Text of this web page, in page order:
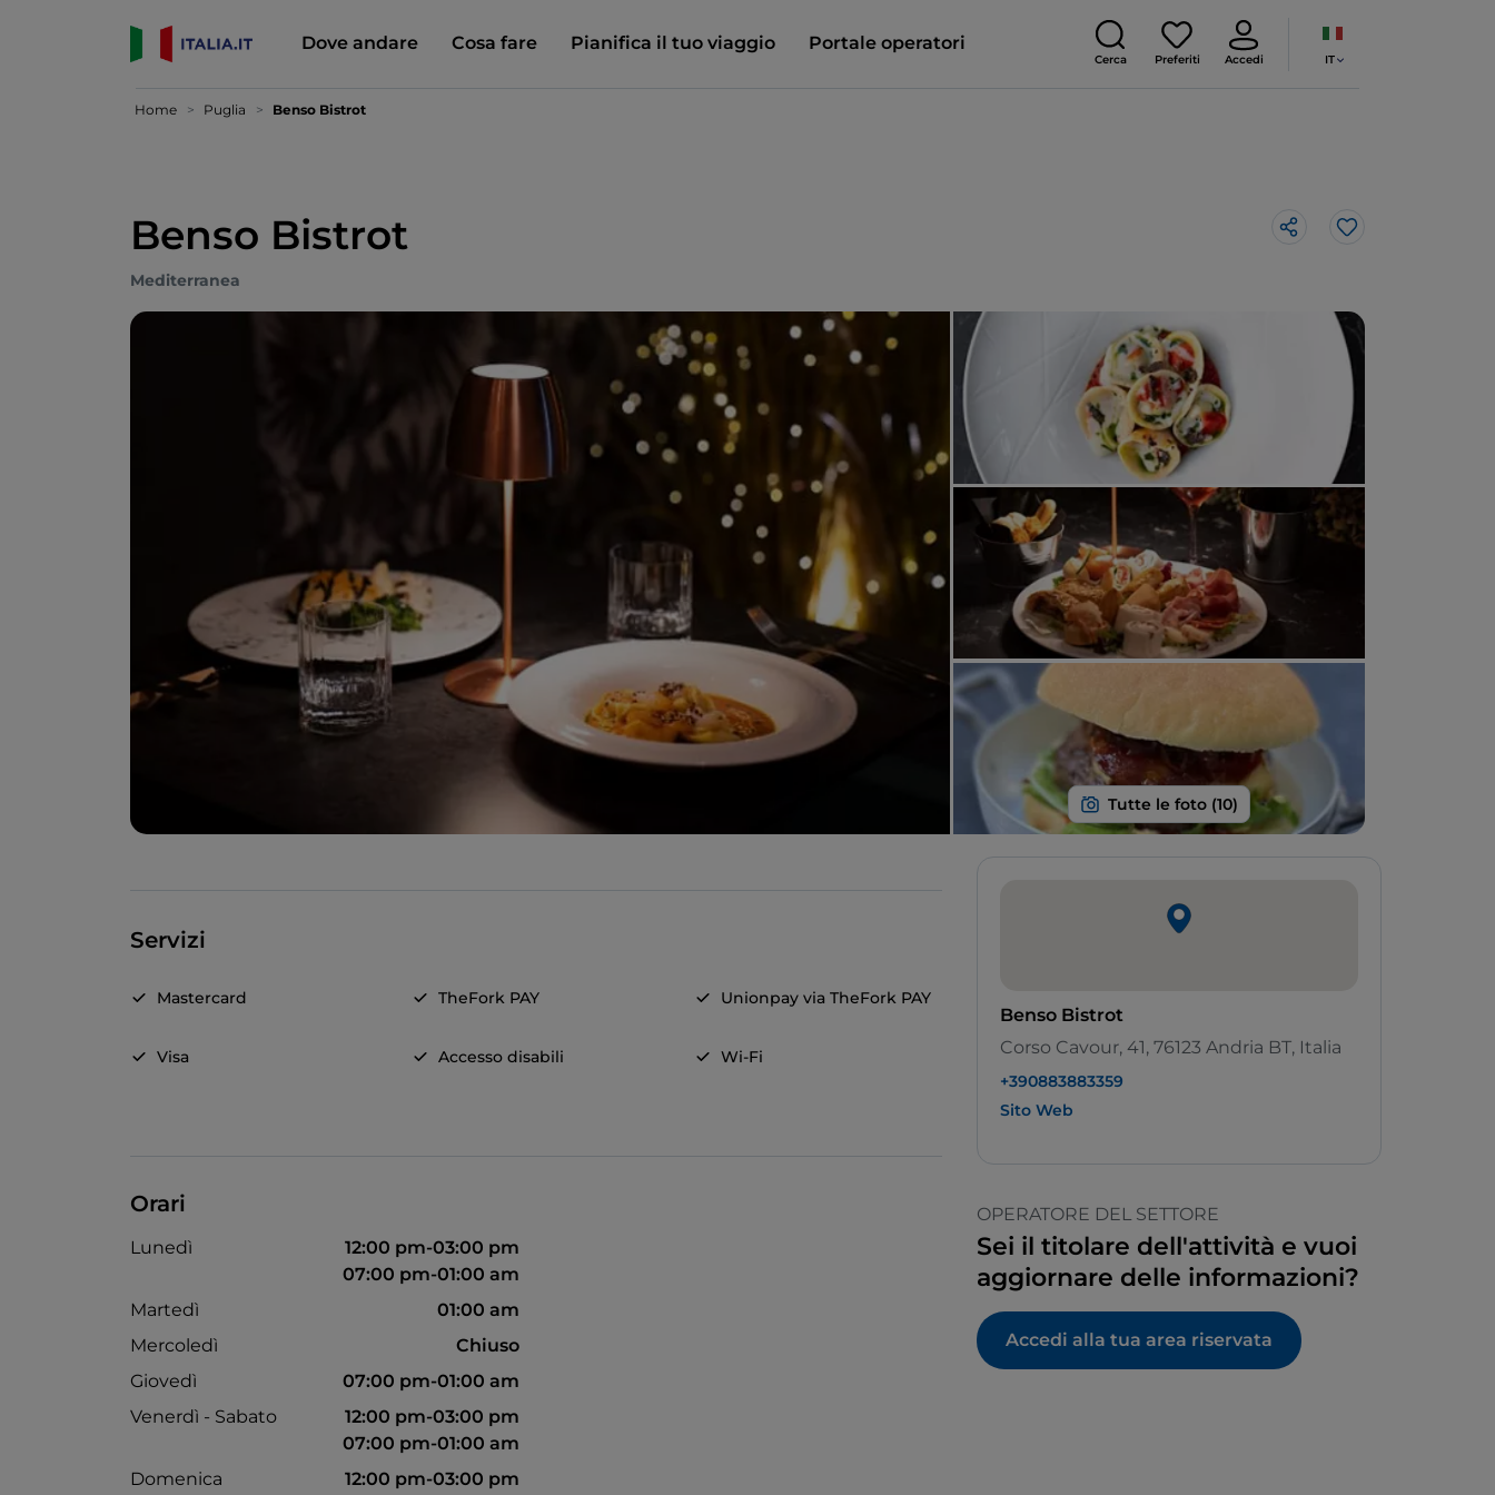
Dove andare Cosa fare Pianifica il tuo viaggio Portale operatori
Cerca Preferiti Accedi IT
Home Puglia Benso Bistrot
Benso Bistrot Like
Mediterranea
Servizi
Mastercard TheFork PAY Unionpay via TheFork PAY
Visa Accesso disabili Wi-Fi
Orari
Lunedì
12:00 pm-03:00 pm
07:00 pm-01:00 am
Martedì
01:00 am
Mercoledì
Chiuso
Giovedì
07:00 pm-01:00 am
Venerdì - Sabato
12:00 pm-03:00 pm
07:00 pm-01:00 am
Domenica
12:00 pm-03:00 pm
Benso Bistrot
Corso Cavour, 41, 76123 Andria BT, Italia
+390883883359
Sito Web
OPERATORE DEL SETTORE
Sei il titolare dell'attività e vuoi
aggiornare delle informazioni?
Accedi alla tua area riservata